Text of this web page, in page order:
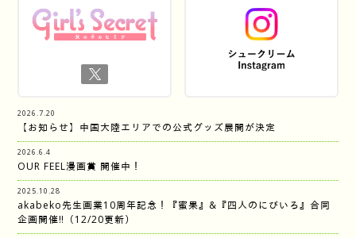
2026.7.20
【お知らせ】中国大陸エリアでの公式グッズ展開が決定
2026.6.4
OUR FEEL漫画賞 開催中！
2025.10.28
akabeko先生画業10周年記念！『蜜果』&『四人のにびいろ』合同
企画開催‼︎（12/20更新）